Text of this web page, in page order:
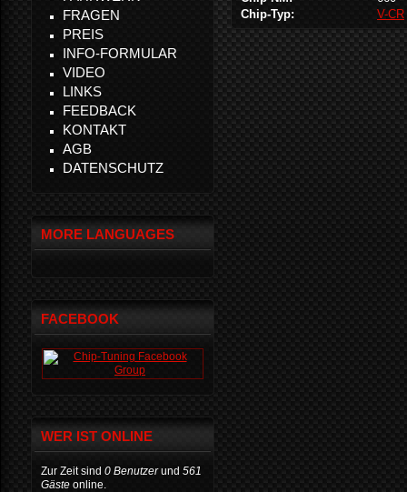
Chip-Typ:
V-CR
FRAGEN
PREIS
INFO-FORMULAR
VIDEO
LINKS
FEEDBACK
KONTAKT
AGB
DATENSCHUTZ
MORE LANGUAGES
FACEBOOK
WER IST ONLINE
Zur Zeit sind 0 Benutzerund 561
Gäste online.